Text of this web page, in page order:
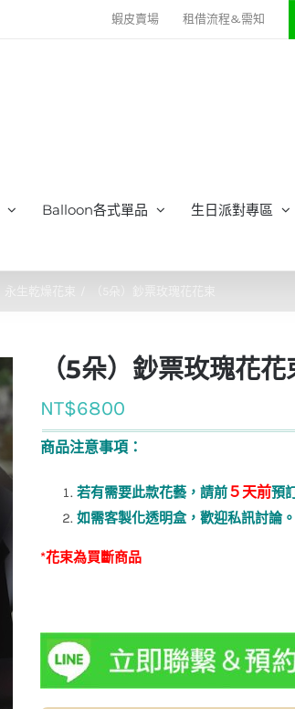
蝦皮賣場 租借流程&需知
Balloon各式單品 生日派對專區
（5朵）鈔票玫瑰花花束
（5朵）鈔票玫瑰花花
NT$6800
商品注意事項：
若有需要此款花藝，請前５天前預
如需客製化透明盒，歡迎私訊討論。
*花束為買斷商品